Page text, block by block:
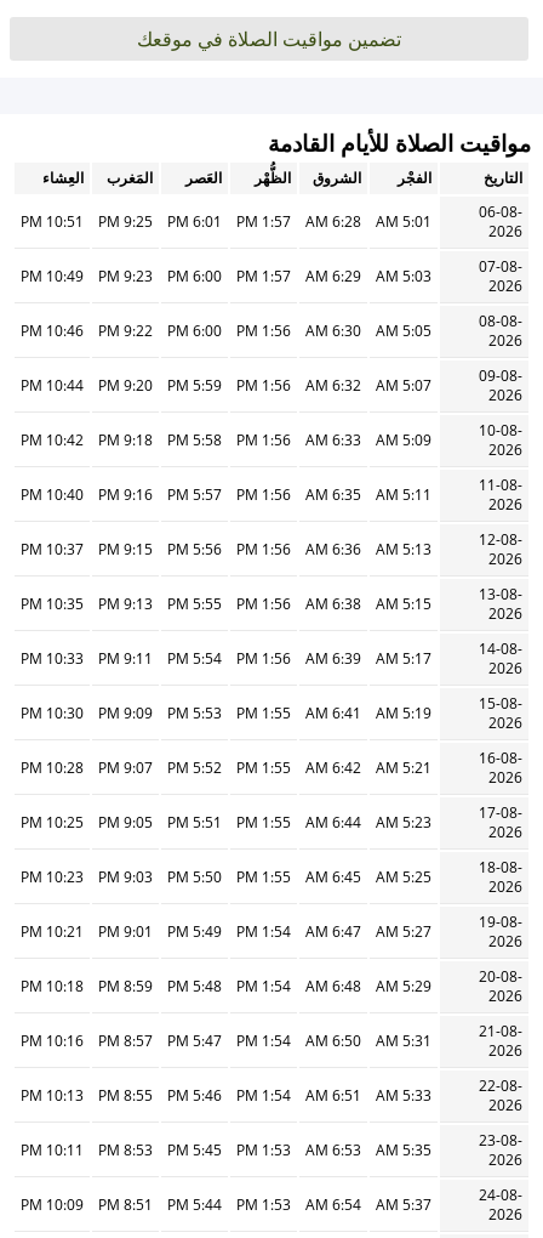
تضمين مواقيت الصلاة في موقعك
مواقيت الصلاة للأيام القادمة
التاريخ الفجْر الشروق الظُّهْر العَصر المَغرب
العِشاء
06-08-
2026
5:01 AM
6:28 AM
1:57 PM
6:01 PM
9:25 PM
10:51 PM
07-08-
2026
5:03 AM
6:29 AM
1:57 PM
6:00 PM
9:23 PM
10:49 PM
08-08-
2026
5:05 AM
6:30 AM
1:56 PM
6:00 PM
9:22 PM
10:46 PM
09-08-
2026
5:07 AM
6:32 AM
1:56 PM
5:59 PM
9:20 PM
10:44 PM
10-08-
2026
5:09 AM
6:33 AM
1:56 PM
5:58 PM
9:18 PM
10:42 PM
11-08-
2026
5:11 AM
6:35 AM
1:56 PM
5:57 PM
9:16 PM
10:40 PM
12-08-
2026
5:13 AM
6:36 AM
1:56 PM
5:56 PM
9:15 PM
10:37 PM
13-08-
2026
5:15 AM
6:38 AM
1:56 PM
5:55 PM
9:13 PM
10:35 PM
14-08-
2026
5:17 AM
6:39 AM
1:56 PM
5:54 PM
9:11 PM
10:33 PM
15-08-
2026
5:19 AM
6:41 AM
1:55 PM
5:53 PM
9:09 PM
10:30 PM
16-08-
2026
5:21 AM
6:42 AM
1:55 PM
5:52 PM
9:07 PM
10:28 PM
17-08-
2026
5:23 AM
6:44 AM
1:55 PM
5:51 PM
9:05 PM
10:25 PM
18-08-
2026
5:25 AM
6:45 AM
1:55 PM
5:50 PM
9:03 PM
10:23 PM
19-08-
2026
5:27 AM
6:47 AM
1:54 PM
5:49 PM
9:01 PM
10:21 PM
20-08-
2026
5:29 AM
6:48 AM
1:54 PM
5:48 PM
8:59 PM
10:18 PM
21-08-
2026
5:31 AM
6:50 AM
1:54 PM
5:47 PM
8:57 PM
10:16 PM
22-08-
2026
5:33 AM
6:51 AM
1:54 PM
5:46 PM
8:55 PM
10:13 PM
23-08-
2026
5:35 AM
6:53 AM
1:53 PM
5:45 PM
8:53 PM
10:11 PM
24-08-
2026
5:37 AM
6:54 AM
1:53 PM
5:44 PM
8:51 PM
10:09 PM